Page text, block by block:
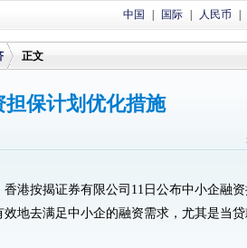
中国 国际 人民币
正文
保计划优化措施
港按揭证券有限公司11日公布中小企融
地去满足中小企的融资需求，尤其是当